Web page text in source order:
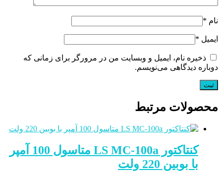
نام *
ایمیل *
ذخیره نام، ایمیل و وبسایت من در مرورگر برای زمانی که
دوباره دیدگاهی می‌نویسم.
محصولات مرتبط
کنتاکتور LS MC-100a متاسول 100 آمپر
با بوبین 220 ولت